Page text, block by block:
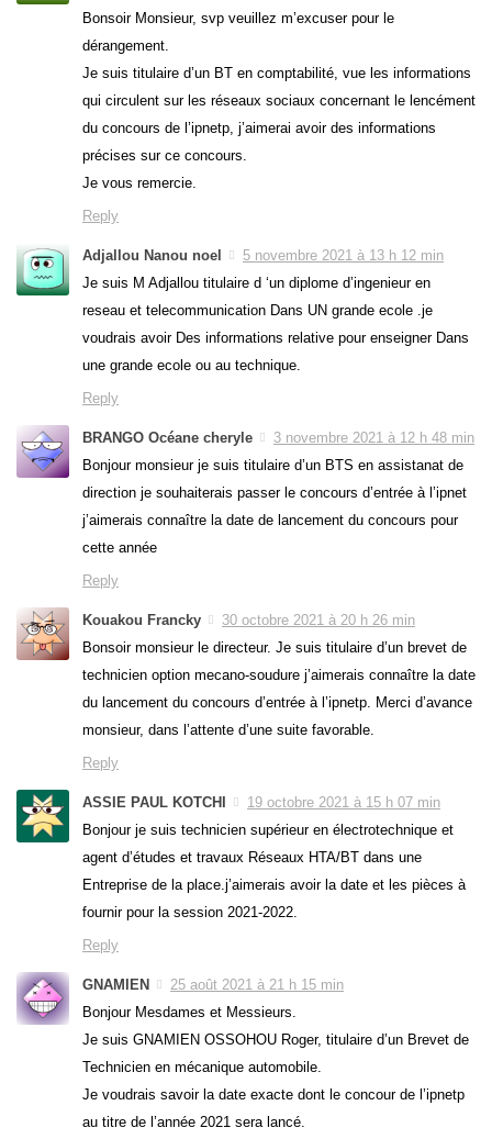
Bonsoir Monsieur, svp veuillez m’excuser pour le
dérangement.
Je suis titulaire d’un BT en comptabilité, vue les informations
qui circulent sur les réseaux sociaux concernant le lencément
du concours de l’ipnetp, j’aimerai avoir des informations
précises sur ce concours.
Je vous remercie.
Reply
Adjallou Nanou noel
5 novembre 2021 à 13 h 12 min
Je suis M Adjallou titulaire d ‘un diplome d’ingenieur en
reseau et telecommunication Dans UN grande ecole .je
voudrais avoir Des informations relative pour enseigner Dans
une grande ecole ou au technique.
Reply
BRANGO Océane cheryle
3 novembre 2021 à 12 h 48 min
Bonjour monsieur je suis titulaire d’un BTS en assistanat de
direction je souhaiterais passer le concours d’entrée à l’ipnet
j’aimerais connaître la date de lancement du concours pour
cette année
Reply
Kouakou Francky
30 octobre 2021 à 20 h 26 min
Bonsoir monsieur le directeur. Je suis titulaire d’un brevet de
technicien option mecano-soudure j’aimerais connaître la date
du lancement du concours d’entrée à l’ipnetp. Merci d’avance
monsieur, dans l’attente d’une suite favorable.
Reply
ASSIE PAUL KOTCHI
19 octobre 2021 à 15 h 07 min
Bonjour je suis technicien supérieur en électrotechnique et
agent d’études et travaux Réseaux HTA/BT dans une
Entreprise de la place.j’aimerais avoir la date et les pièces à
fournir pour la session 2021-2022.
Reply
GNAMIEN
25 août 2021 à 21 h 15 min
Bonjour Mesdames et Messieurs.
Je suis GNAMIEN OSSOHOU Roger, titulaire d’un Brevet de
Technicien en mécanique automobile.
Je voudrais savoir la date exacte dont le concour de l’ipnetp
au titre de l’année 2021 sera lancé.